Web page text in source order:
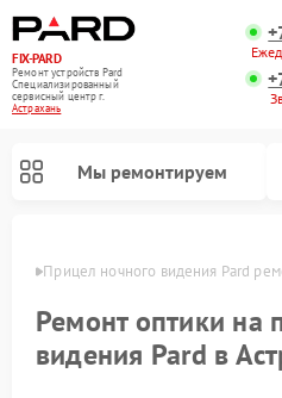
FIX-PARD
Ремонт устройств Pard
Специализированный
cервисный центр г.
Астрахань
Мы ремонтируем
Прицел ночного видения Pard
Ремонт оптики на
видения Pard в